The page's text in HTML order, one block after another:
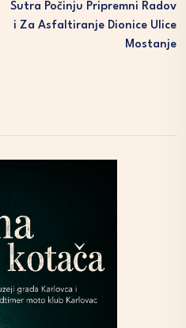
Sutra Počinju Pripremni Radov
I Za Asfaltiranje Dionice Ulice
Mostanje